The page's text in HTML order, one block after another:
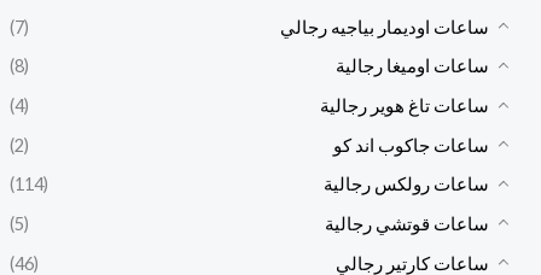
ساعات اوديمار بياجيه رجالي
(7)
ساعات اوميغا رجالية
(8)
ساعات تاغ هوير رجالية
(4)
ساعات جاكوب اند كو
(2)
ساعات رولكس رجالية
(114)
ساعات قوتشي رجالية
(5)
ساعات كارتير رجالي
(46)